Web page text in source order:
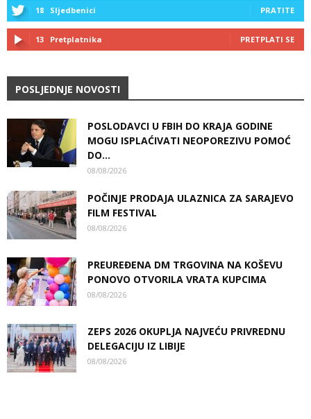
18 Sljedbenici PRATITE
13 Pretplatnika PRETPLATI SE
POSLJEDNJE NOVOSTI
POSLODAVCI U FBIH DO KRAJA GODINE
MOGU ISPLAĆIVATI NEOPOREZIVU POMOĆ
DO...
08/08/2026
POČINJE PRODAJA ULAZNICA ZA SARAJEVO
FILM FESTIVAL
08/08/2026
PREUREĐENA DM TRGOVINA NA KOŠEVU
PONOVO OTVORILA VRATA KUPCIMA
08/08/2026
ZEPS 2026 OKUPLJA NAJVEĆU PRIVREDNU
DELEGACIJU IZ LIBIJE
08/08/2026